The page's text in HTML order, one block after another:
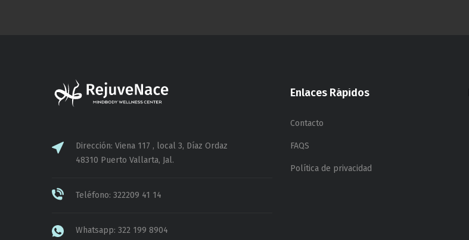
Dirección: Viena 117 , local 3, Díaz Ordaz
48310 Puerto Vallarta, Jal.
Teléfono: 322209 41 14
Whatsapp: 322 199 8904
Enlaces Rápidos
Contacto
FAQS
Política de privacidad